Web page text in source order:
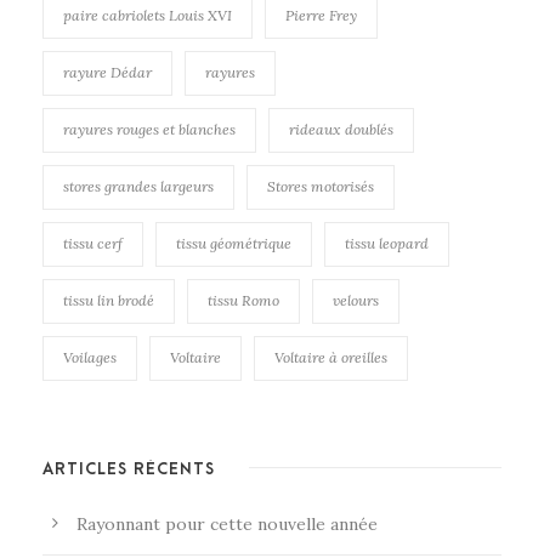
paire cabriolets Louis XVI Pierre Frey
rayure Dédar rayures
rayures rouges et blanches rideaux doublés
stores grandes largeurs Stores motorisés
tissu cerf tissu géométrique tissu leopard
tissu lin brodé tissu Romo velours
Voilages Voltaire Voltaire à oreilles
ARTICLES RÉCENTS
Rayonnant pour cette nouvelle année